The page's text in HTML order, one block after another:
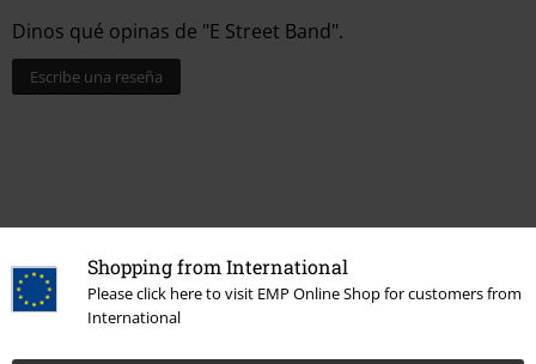
Shopping from International
Please click here to visit EMP Online Shop for customers from
International
Dinos qué opinas de "E Street Band".
Escribe una reseña